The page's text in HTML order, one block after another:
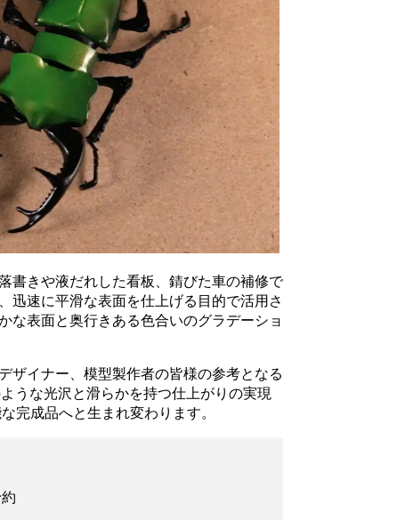
書きや液だれした看板、錆びた車の補修で
迅速に平滑な表面を仕上げる目的で活用さ
な表面と奥行きある色合いのグラデーショ
ザイナー、模型製作者の皆様の参考となる
うな光沢と滑らかを持つ仕上がりの実現
完成品へと生まれ変わります。